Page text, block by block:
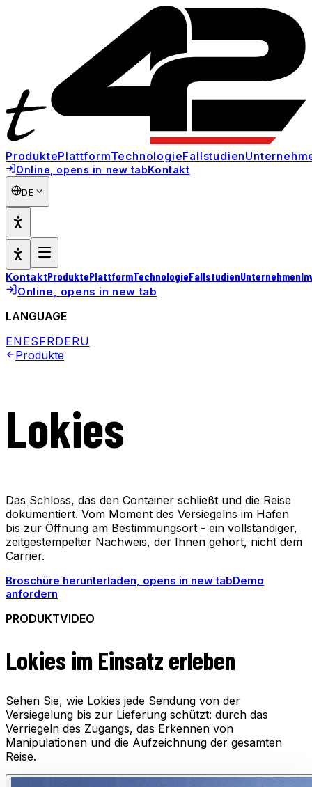
ProduktePlattformTechnologieFallstudien
Online , opens in new tabKontakt
DE
KontaktProduktePlattformTechnologieFallstudienUnternehmen
Online, opens in new tab
LANGUAGE
ENESFRDERU
Produkte
Lokies
Das Schloss, das den Container schließt und die Reise
dokumentiert. Vom Moment des Versiegelns im Hafen
bis zur Öffnung am Bestimmungsort - ein vollständiger,
zeitgestempelter Nachweis, der Ihnen gehört, nicht dem
Carrier.
Broschüre herunterladen , opens in new tabDemo
anfordern
PRODUKTVIDEO
Lokies im Einsatz erleben
Sehen Sie, wie Lokies jede Sendung von der
Versiegelung bis zur Lieferung schützt: durch das
Verriegeln des Zugangs, das Erkennen von
Manipulationen und die Aufzeichnung der gesamten
Reise.